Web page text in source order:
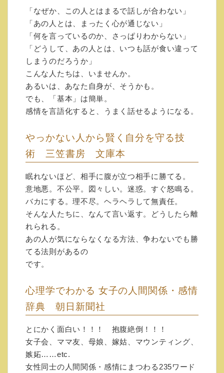
●特典音 声無料ダウンロードできます。
Amazonで感情はコントロールしなくていい
「ネガティブな気持ち」
を味方にする方法 (日本実業出版社)の本を
ご購入いただき、注文
番号を下記ホームページにあるリンクより入
力ください。
↓注文番号入力ホームページ
https://allisone.jp/aio-jp/tokutenn-
oto20200604/
◇「願いが叶う心のカラクリ」
（三笠書房）
どうして願いが叶わないのか。読むと納得で
人生を変える必読本です。
文庫本なので、安価ですし、持ち歩きできま
す。
是非、何度も読んでいただいて、「意識の転
換」を計っていただきたいと願います。
◇「母と娘の「しんどい関係」を
変える本 （ＰＨＰ文庫）
親に同情して自分を犠牲にしてしまう人。
罪悪感が強い人。
どうしても親から離れられない人。
そんな呪縛から解放されましょう。
「なぜか、この人とはまるで話しが合わない」
「あの人とは、まったく心が通じない」
「何を言っているのか、さっぱりわからない」
「どうして、あの人とは、いつも話が食い違って
しまうのだろうか」
こんな人たちは、いませんか。
あるいは、あなた自身が、そうかも。
でも、「基本」は簡単。
感情を言語化すると、うまく話せるようになる。
やっかない人から賢く自分を守る技
術 三笠書房 文庫本
眠れないほど、相手に腹が立つ相手に勝てる。
意地悪。不公平。図々しい。迷惑。すぐ怒鳴る。
バカにする。理不尽。ヘラヘラして無責任。
そんな人たちに、なんて言い返す。どうしたら離
れられる。
あの人が気にならなくなる方法、争わないでも勝
てる法則があるの
です。
心理学でわかる 女子の人間関係・感情
辞典 朝日新聞社
とにかく面白い！！！ 抱腹絶倒！！！
女子会、ママ友、母娘、嫁姑、マウンティング、
嫉妬……etc.
女性同士の人間関係・感情にまつわる235ワード